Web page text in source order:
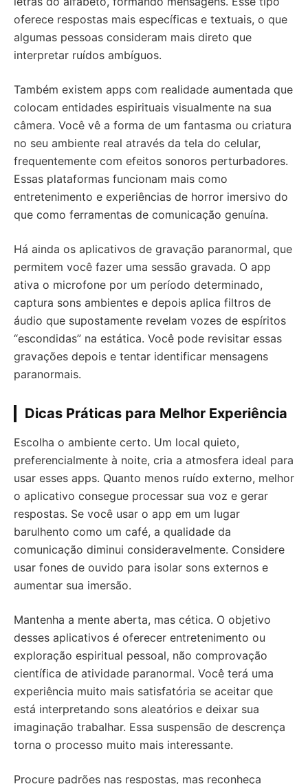
oferece respostas mais específicas e textuais, o que
algumas pessoas consideram mais direto que
interpretar ruídos ambíguos.
Também existem apps com realidade aumentada que
colocam entidades espirituais visualmente na sua
câmera. Você vê a forma de um fantasma ou criatura
no seu ambiente real através da tela do celular,
frequentemente com efeitos sonoros perturbadores.
Essas plataformas funcionam mais como
entretenimento e experiências de horror imersivo do
que como ferramentas de comunicação genuína.
Há ainda os aplicativos de gravação paranormal, que
permitem você fazer uma sessão gravada. O app
ativa o microfone por um período determinado,
captura sons ambientes e depois aplica filtros de
áudio que supostamente revelam vozes de espíritos
“escondidas” na estática. Você pode revisitar essas
gravações depois e tentar identificar mensagens
paranormais.
Dicas Práticas para Melhor Experiência
Escolha o ambiente certo. Um local quieto,
preferencialmente à noite, cria a atmosfera ideal para
usar esses apps. Quanto menos ruído externo, melhor
o aplicativo consegue processar sua voz e gerar
respostas. Se você usar o app em um lugar
barulhento como um café, a qualidade da
comunicação diminui consideravelmente. Considere
usar fones de ouvido para isolar sons externos e
aumentar sua imersão.
Mantenha a mente aberta, mas cética. O objetivo
desses aplicativos é oferecer entretenimento ou
exploração espiritual pessoal, não comprovação
científica de atividade paranormal. Você terá uma
experiência muito mais satisfatória se aceitar que
está interpretando sons aleatórios e deixar sua
imaginação trabalhar. Essa suspensão de descrença
torna o processo muito mais interessante.
Procure padrões nas respostas, mas reconheça